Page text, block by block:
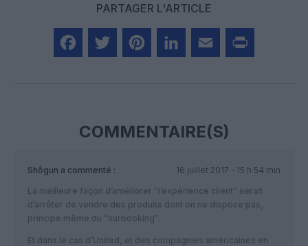
PARTAGER L'ARTICLE
COMMENTAIRE(S)
Shôgun a commenté :
16 juillet 2017 - 15 h 54 min
La meilleure façon d’améliorer “l’expérience client” serait
d’arrêter de vendre des produits dont on ne dispose pas,
principe même du “surbooking”.
Et dans le cas d’United, et des compagnies américaines en